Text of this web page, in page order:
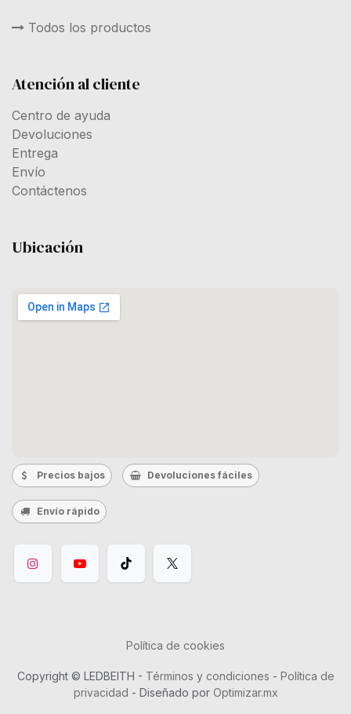
Todos los productos
Atención al cliente
Centro de ayuda
Devoluciones
Entrega
Envío
Contáctenos
Ubicación
Precios bajos Devoluciones fáciles
Envío rápido
Política de cookies
Copyright © LEDBEITH - Términos y condiciones - Política de
privacidad - Diseñado por Optimizar.mx